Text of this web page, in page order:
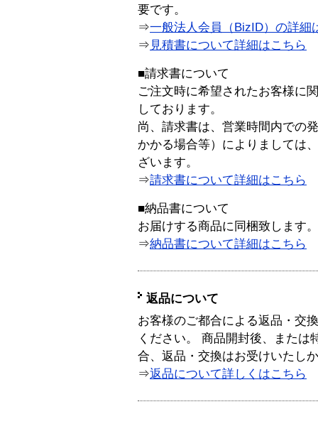
要です。
⇒一般法人会員（BizID）の詳細
⇒ 見積書について詳細はこちら
■請求書について
ご注文時に希望されたお客様に
しております。
尚、請求書は、営業時間内での
かかる場合等）によりましては
ざいます。
⇒請求書について詳細はこちら
■納品書について
お届けする商品に同梱致します。
⇒納品書について詳細はこちら
返品について
お客様のご都合による返品・交
ください。 商品開封後、または
合、返品・交換はお受けいたし
⇒返品について詳しくはこちら